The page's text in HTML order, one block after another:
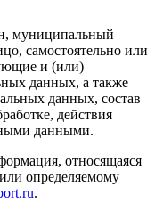
муниципальный
самостоятельно или
и (или)
данных, а также
данных, состав
действия
данными.
относящаяся
определяемому
.